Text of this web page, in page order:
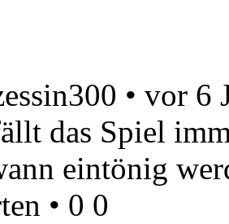
• vor 6
das Spiel
eintönig
• 0 0